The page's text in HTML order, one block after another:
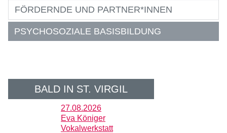
FÖRDERNDE UND PARTNER*INNEN
PSYCHOSOZIALE BASISBILDUNG
BALD IN ST. VIRGIL
27.08.2026
Eva Königer
Vokalwerkstatt